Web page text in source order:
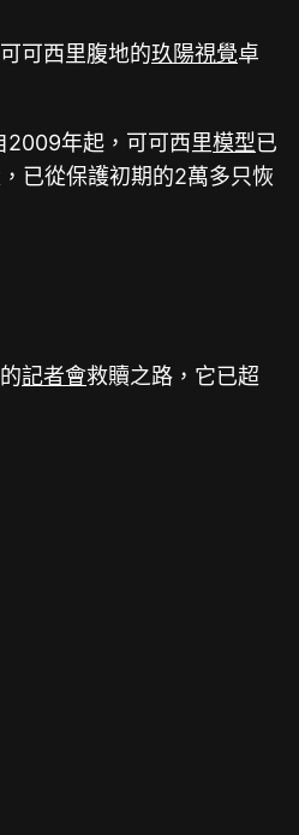
可西里腹地的玖陽視覺卓
2009年起，可可西里模型已
已從保護初期的2萬多只恢
記者會救贖之路，它已超